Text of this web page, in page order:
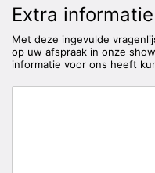
Extra
Met deze ingevulde
op uw afspraak in onze
informatie voor ons heeft